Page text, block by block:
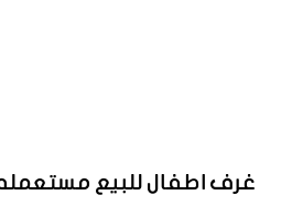
غرف اطفال للبيع مستعمله